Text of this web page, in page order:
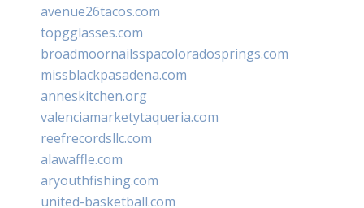
avenue26tacos.com
topgglasses.com
broadmoornailsspacoloradosprings.com
missblackpasadena.com
anneskitchen.org
valenciamarketytaqueria.com
reefrecordsllc.com
alawaffle.com
aryouthfishing.com
united-basketball.com